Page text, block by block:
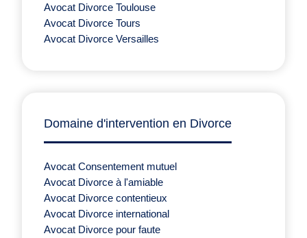
Avocat Divorce Toulouse
Avocat Divorce Tours
Avocat Divorce Versailles
Domaine d'intervention en Divorce
Avocat Consentement mutuel
Avocat Divorce à l'amiable
Avocat Divorce contentieux
Avocat Divorce international
Avocat Divorce pour faute